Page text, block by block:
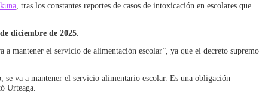
, tras los constantes reportes de casos de intoxicación en escolares que
diciembre de 2025
a mantener el servicio de alimentación escolar”, ya que el decreto supremo
se va a mantener el servicio alimentario escolar. Es una obligación
Urteaga.